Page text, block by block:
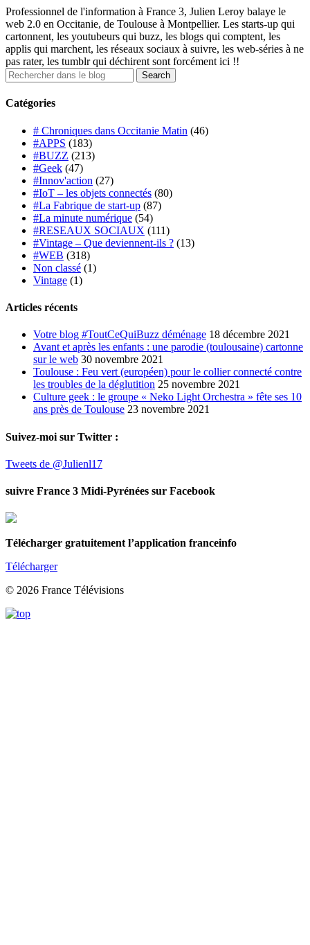
Professionnel de l'information à France 3, Julien Leroy balaye le
web 2.0 en Occitanie, de Toulouse à Montpellier. Les starts-up qui
cartonnent, les youtubeurs qui buzz, les blogs qui comptent, les
applis qui marchent, les réseaux sociaux à suivre, les web-séries à ne
pas rater, les tumblr qui déchirent sont forcément ici !!
Catégories
# Chroniques dans Occitanie Matin (46)
#APPS (183)
#BUZZ (213)
#Geek (47)
#Innov'action (27)
#IoT – les objets connectés (80)
#La Fabrique de start-up (87)
#La minute numérique (54)
#RESEAUX SOCIAUX (111)
#Vintage – Que deviennent-ils ? (13)
#WEB (318)
Non classé (1)
Vintage (1)
Articles récents
Votre blog #ToutCeQuiBuzz déménage 18 décembre 2021
Avant et après les enfants : une parodie (toulousaine) cartonne
sur le web 30 novembre 2021
Toulouse : Feu vert (européen) pour le collier connecté contre
les troubles de la déglutition 25 novembre 2021
Culture geek : le groupe « Neko Light Orchestra » fête ses 10
ans près de Toulouse 23 novembre 2021
Suivez-moi sur Twitter :
Tweets de @Julienl17
suivre France 3 Midi-Pyrénées sur Facebook
Télécharger gratuitement l’application franceinfo
Télécharger
© 2026 France Télévisions